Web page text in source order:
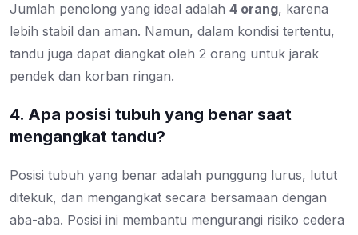
Jumlah penolong yang ideal adalah 4 orang, karena
lebih stabil dan aman. Namun, dalam kondisi tertentu,
tandu juga dapat diangkat oleh 2 orang untuk jarak
pendek dan korban ringan.
4. Apa posisi tubuh yang benar saat
mengangkat tandu?
Posisi tubuh yang benar adalah punggung lurus, lutut
ditekuk, dan mengangkat secara bersamaan dengan
aba-aba. Posisi ini membantu mengurangi risiko cedera